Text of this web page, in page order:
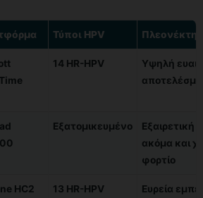
Τύποι HPV
14 HR-HPV
Υψηλή
Εξατομικευμένο
Εξαιρετική
ακόμα και
φορτίο
HC2 13 HR-HPV
Ευρεία